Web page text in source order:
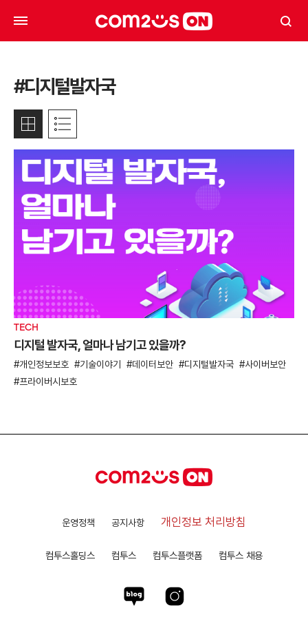
#디지털발자국
TECH
디지털 발자국, 얼마나 남기고 있을까?
개인정보보호 기술이야기 데이터보안 디지털발자국
사이버보안
프라이버시보호
운영정책 공지사항 개인정보 처리방침
컴투스홀딩스 컴투스 컴투스플랫폼 컴투스 채용